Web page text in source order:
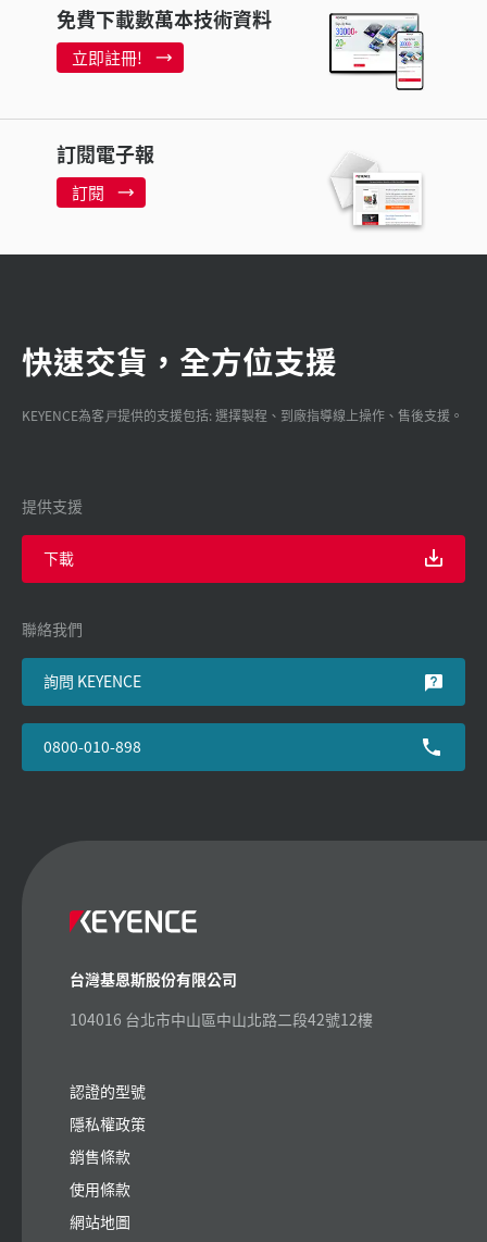
免費下載數萬本技術資料
立即註冊!
訂閱電子報
訂閱
快速交貨，全方位支援
KEYENCE為客戸提供的支援包括: 選擇製程、到廠指導線上操作、售後支援。
提供支援
下載
聯絡我們
詢問 KEYENCE
0800-010-898
台灣基恩斯股份有限公司
104016 台北市中山區中山北路二段42號12樓
認證的型號
隱私權政策
銷售條款
使用條款
網站地圖